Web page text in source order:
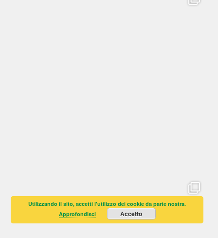
Utilizzando il sito, accetti l'utilizzo dei cookie da parte nostra.
Approfondisci
Accetto